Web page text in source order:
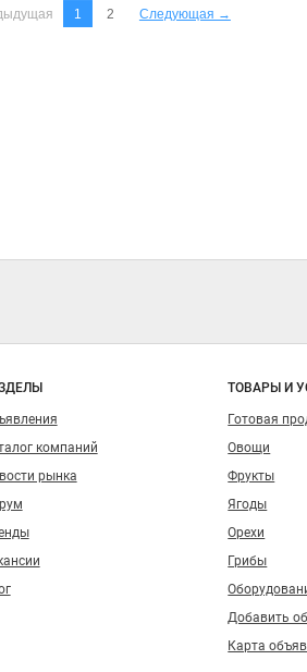
1 2 Следующая →
компаний
рынка
ТОВАРЫ И
Готовая
Овощи
Фрукты
Ягоды
Орехи
Грибы
Добавить
Карта